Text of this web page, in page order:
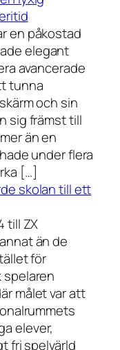
en påkostad
elegant
avancerade
tunna
och sin
sig främst till
än en
under flera
[…]
skolan till ett
till ZX
än de
för
målet var att
elever,
fri spelvärld